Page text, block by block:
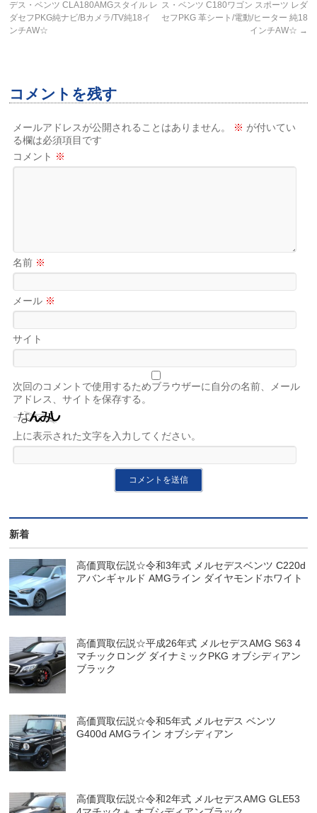
デス・ベンツ CLA180AMGスタイル レ
ダセフPKG純ナビ/Bカメラ/TV純18イ
ンチAW☆
ス・ベンツ C180ワゴン スポーツ レダ
セフPKG 革シート/電動/ヒーター 純18
インチAW☆ →
コメントを残す
メールアドレスが公開されることはありません。 ※ が付いてい
る欄は必須項目です
コメント ※
名前 ※
メール ※
サイト
次回のコメントで使用するためブラウザーに自分の名前、メール
アドレス、サイトを保存する。
上に表示された文字を入力してください。
新着
高価買取伝説☆令和3年式 メルセデスベンツ C220d
アバンギャルド AMGライン ダイヤモンドホワイト
高価買取伝説☆平成26年式 メルセデスAMG S63 4
マチックロング ダイナミックPKG オブシディアン
ブラック
高価買取伝説☆令和5年式 メルセデス ベンツ
G400d AMGライン オブシディアン
高価買取伝説☆令和2年式 メルセデスAMG GLE53